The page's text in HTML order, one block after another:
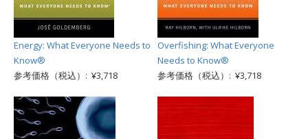
Energy: What Everyone Needs to
Know®
参考価格（税込）: ¥3,718
Overfishing: What Everyone
Needs to Know®
参考価格（税込）: ¥3,718